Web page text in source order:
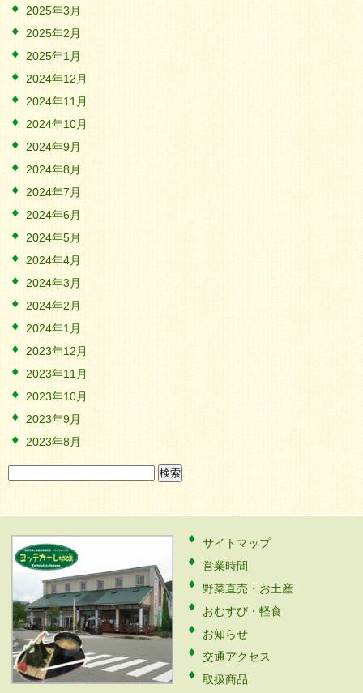
2025年3月
2025年2月
2025年1月
2024年12月
2024年11月
2024年10月
2024年9月
2024年8月
2024年7月
2024年6月
2024年5月
2024年4月
2024年3月
2024年2月
2024年1月
2023年12月
2023年11月
2023年10月
2023年9月
2023年8月
サイトマップ
営業時間
野菜直売・お土産
おむすび・軽食
お知らせ
交通アクセス
取扱商品